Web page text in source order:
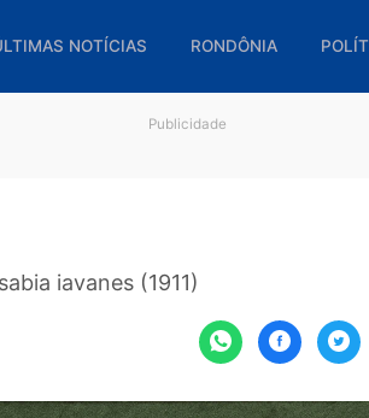
ÚLTIMAS NOTÍCIAS
sabia iavanes (1911)